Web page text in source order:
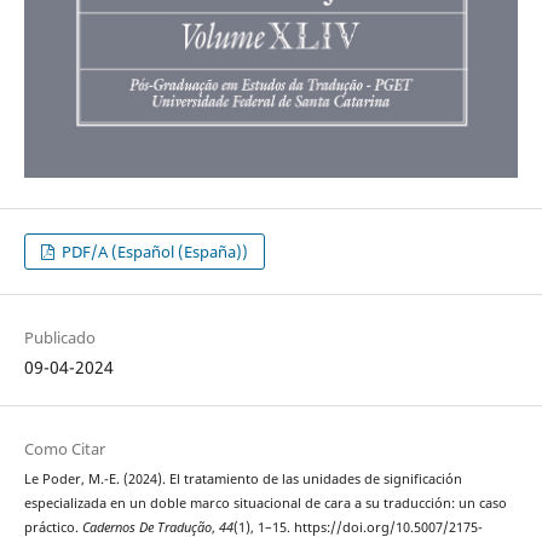
PDF/A (Español (España))
Publicado
09-04-2024
Como Citar
Le Poder, M.-E. (2024). El tratamiento de las unidades de significación
especializada en un doble marco situacional de cara a su traducción: un caso
práctico. Cadernos De Tradução, 44(1), 1–15. https://doi.org/10.5007/2175-